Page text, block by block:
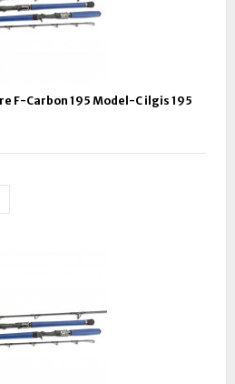
F-Carbon 195 Model-C ilgis 195